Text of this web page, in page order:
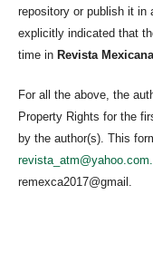
repository or publish it in
explicitly indicated that
time in Revista
For all the above, the
Property Rights for the
by the author(s). This
remexca2017@gmail.